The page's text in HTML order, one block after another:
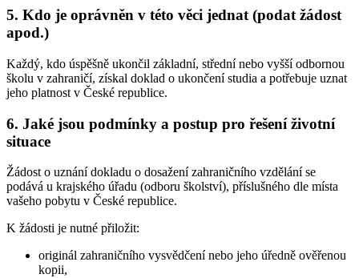
5. Kdo je oprávněn v této věci jednat (podat žádost
apod.)
Každý, kdo úspěšně ukončil základní, střední nebo vyšší odbornou
školu v zahraničí, získal doklad o ukončení studia a potřebuje uznat
jeho platnost v České republice.
6. Jaké jsou podmínky a postup pro řešení životní
situace
Žádost o uznání dokladu o dosažení zahraničního vzdělání se
podává u krajského úřadu (odboru školství), příslušného dle místa
vašeho pobytu v České republice.
K žádosti je nutné přiložit:
originál zahraničního vysvědčení nebo jeho úředně ověřenou
kopii,